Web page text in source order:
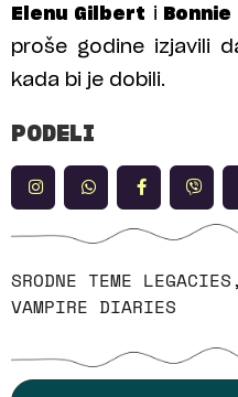
Elenu Gilbert i
proše godine izjavili
kada bi je dobili.
PODELI
SRODNE TEME LEGACIES
VAMPIRE DIARIES